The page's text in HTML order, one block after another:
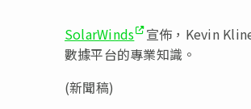
SolarWinds 宣佈，Kevin
數據平台的專業知識。
(新聞稿)